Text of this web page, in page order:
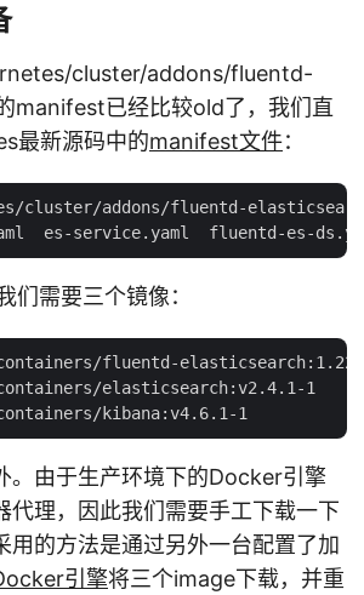
cluster/addons/fluentd-
manifest已经比较old了，我们直
最新源码中的manifest文件：
cluster/addons/fluentd-
们需要三个镜像：
fluentd-elasticsearch:1.22
elasticsearch:v2.4.1-1
。由于生产环境下的Docker引擎
代理，因此我们需要手工下载一下
用的方法是通过另外一台配置了加
引擎将三个image下载，并重